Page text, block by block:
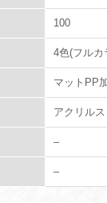
100
4色(フルカ
マットPP
アクリル
–
–